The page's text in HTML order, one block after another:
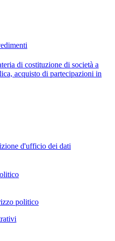
di costituzione di società a
acquisto di partecipazioni in
d'ufficio dei dati
politico